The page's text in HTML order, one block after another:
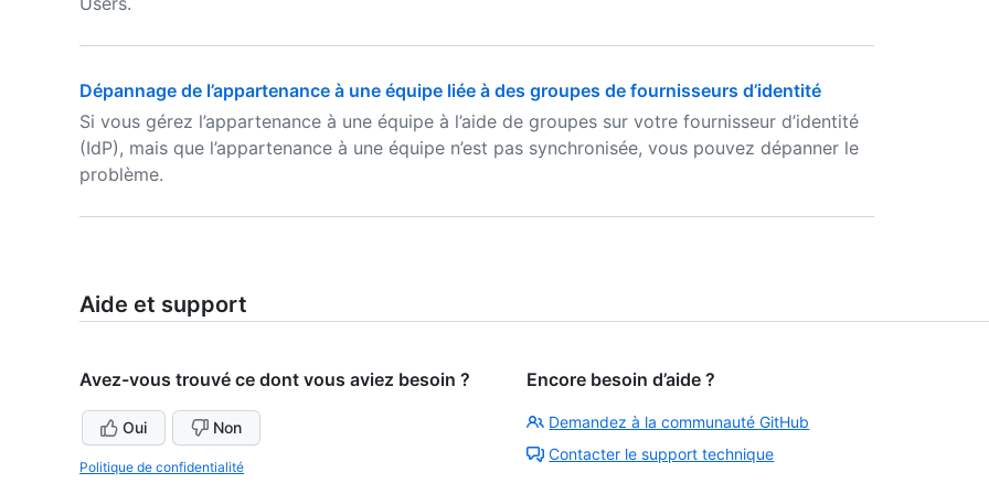
Dépannage de l’appartenance à une équipe liée à des groupes de fournisseurs d’identité
Si vous gérez l’appartenance à une équipe à l’aide de groupes sur votre fournisseur d’identité
(IdP), mais que l’appartenance à une équipe n’est pas synchronisée, vous pouvez dépanner le
problème.
Aide et support
Avez-vous trouvé ce dont vous aviez besoin ?
Oui Non
Politique de confidentialité
Encore besoin d’aide ?
Demandez à la communauté GitHub
Contacter le support technique